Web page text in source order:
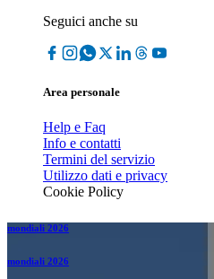
Seguici anche su
Area personale
Help e Faq
Info e contatti
Termini del servizio
Utilizzo dati e privacy
Cookie Policy
mondiali 2026
mondiali 2026